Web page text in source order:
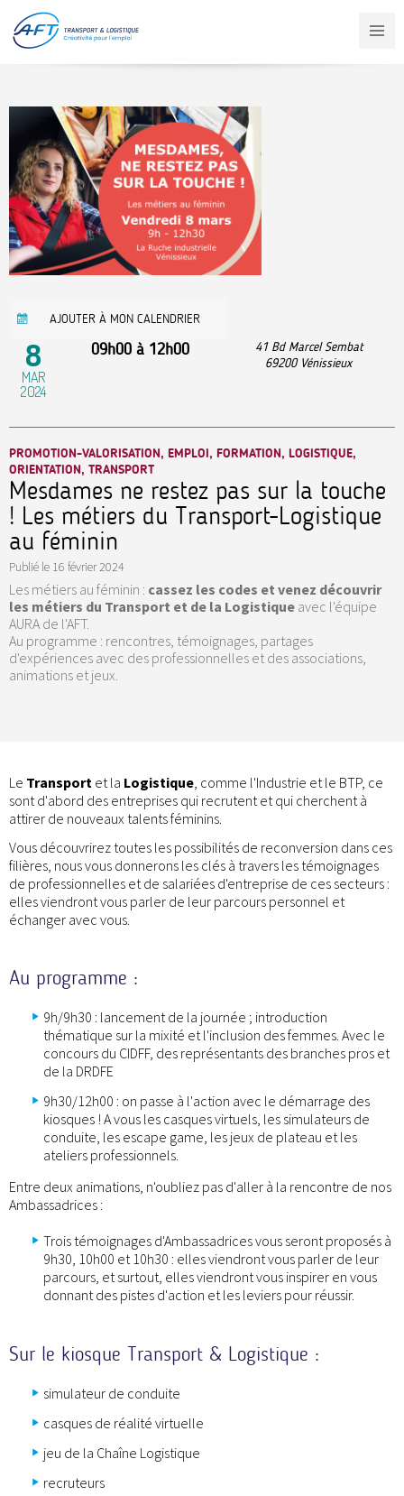
contenu
principal
AJOUTER À MON CALENDRIER
8
MAR
2024
09h00 à 12h00
41 Bd Marcel Sembat
69200 Vénissieux
PROMOTION-VALORISATION, EMPLOI, FORMATION, LOGISTIQUE,
ORIENTATION, TRANSPORT
Mesdames ne restez pas sur la touche
! Les métiers du Transport-Logistique
au féminin
Publié le 16 février 2024
Les métiers au féminin : cassez les codes et venez découvrir
les métiers du Transport et de la Logistique avec l'équipe
AURA de l'AFT.
Au programme : rencontres, témoignages, partages
d'expériences avec des professionnelles et des associations,
animations et jeux.
Le Transport et la Logistique, comme l'Industrie et le BTP, ce
sont d'abord des entreprises qui recrutent et qui cherchent à
attirer de nouveaux talents féminins.
Vous découvrirez toutes les possibilités de reconversion dans ces
filières, nous vous donnerons les clés à travers les témoignages
de professionnelles et de salariées d'entreprise de ces secteurs :
elles viendront vous parler de leur parcours personnel et
échanger avec vous.
Au programme :
9h/9h30 : lancement de la journée ; introduction
thématique sur la mixité et l'inclusion des femmes. Avec le
concours du CIDFF, des représentants des branches pros et
de la DRDFE
9h30/12h00 : on passe à l'action avec le démarrage des
kiosques ! A vous les casques virtuels, les simulateurs de
conduite, les escape game, les jeux de plateau et les
ateliers professionnels.
Entre deux animations, n'oubliez pas d'aller à la rencontre de nos
Ambassadrices :
Trois témoignages d'Ambassadrices vous seront proposés à
9h30, 10h00 et 10h30 : elles viendront vous parler de leur
parcours, et surtout, elles viendront vous inspirer en vous
donnant des pistes d'action et les leviers pour réussir.
Sur le kiosque Transport & Logistique :
simulateur de conduite
casques de réalité virtuelle
jeu de la Chaîne Logistique
recruteurs